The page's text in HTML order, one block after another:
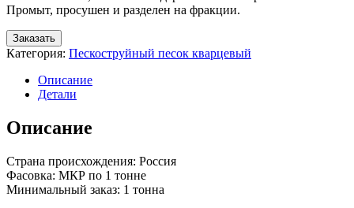
Промыт, просушен и разделен на фракции.
Заказать
Категория: Пескоструйный песок кварцевый
Описание
Детали
Описание
Страна происхождения: Россия
Фасовка: МКР по 1 тонне
Минимальный заказ: 1 тонна